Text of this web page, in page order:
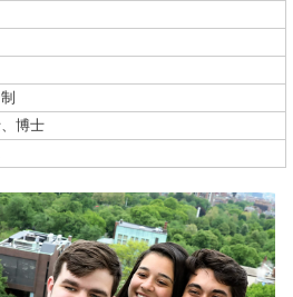
博士